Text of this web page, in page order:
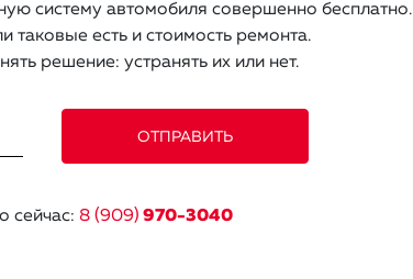
систему автомобиля совершенно бесплатно.
таковые есть и стоимость ремонта.
решение: устранять их или нет.
сейчас: 8 (909) 970-3040